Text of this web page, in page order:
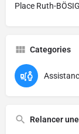
Place Ruth-
Categories
Relancer